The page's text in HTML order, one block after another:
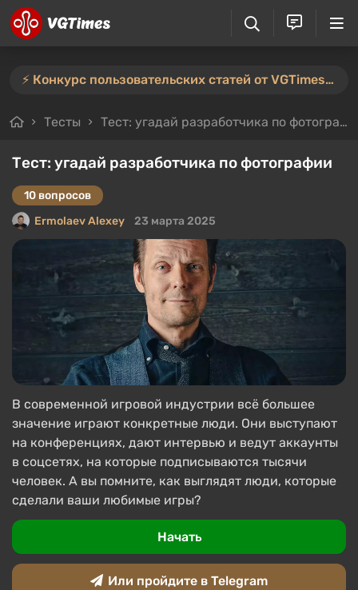
⚡️ Конкурс пользовательских статей от VGTimes продлён — участвуйте тут ⚡️
Тесты Тест: угадай разработчика по фотографии
Тест: угадай разработчика по фотографии
10 вопросов
Ermolaev Alexey
23 марта 2025
В современной игровой индустрии всё большее
значение играют конкретные люди. Они выступают
на конференциях, дают интервью и ведут аккаунты
в соцсетях, на которые подписываются тысячи
человек. А вы помните, как выглядят люди, которые
сделали ваши любимые игры?
Начать
Или пройдите в Telegram